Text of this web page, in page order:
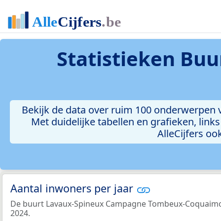
Statistieken
Bekijk de data over ruim 100
Met duidelijke tabellen en grafieken,
AlleCijfers
Aantal inwoners per jaar
De buurt Lavaux-Spineux Campagne Tombeux-
2024.